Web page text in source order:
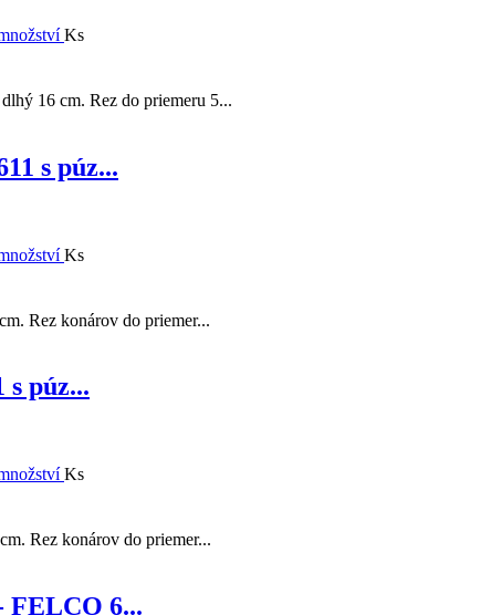
Ks
16 cm. Rez do priemeru 5...
s púz...
Ks
Rez konárov do priemer...
s púz...
Ks
Rez konárov do priemer...
FELCO 6...